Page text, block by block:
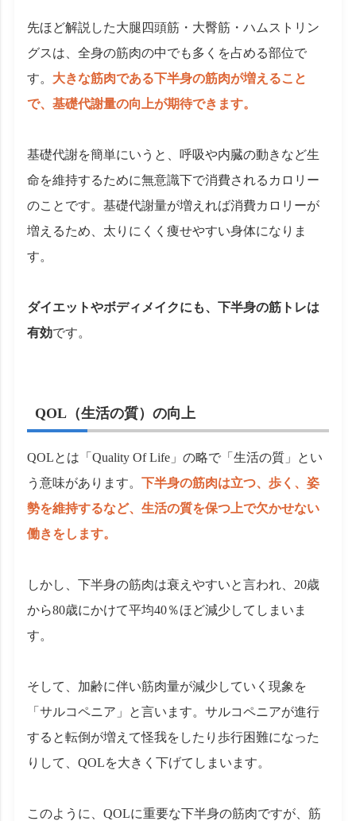
先ほど解説した大腿四頭筋・大臀筋・ハムストリン
グスは、全身の筋肉の中でも多くを占める部位で
す。 大きな筋肉である下半身の筋肉が増えること
で、基礎代謝量の向上が期待できます。
基礎代謝を簡単にいうと、呼吸や内臓の動きなど生
命を維持するために無意識下で消費されるカロリー
のことです。基礎代謝量が増えれば消費カロリーが
増えるため、太りにくく痩せやすい身体になりま
す。
ダイエットやボディメイクにも、下半身の筋トレは
有効です。
QOL（生活の質）の向上
QOLとは「Quality Of Life」の略で「生活の質」とい
う意味があります。下半身の筋肉は立つ、歩く、姿
勢を維持するなど、生活の質を保つ上で欠かせない
働きをします。
しかし、下半身の筋肉は衰えやすいと言われ、20歳
から80歳にかけて平均40％ほど減少してしまいま
す。
そして、加齢に伴い筋肉量が減少していく現象を
「サルコペニア」と言います。サルコペニアが進行
すると転倒が増えて怪我をしたり歩行困難になった
りして、QOLを大きく下げてしまいます。
このように、QOLに重要な下半身の筋肉ですが、筋